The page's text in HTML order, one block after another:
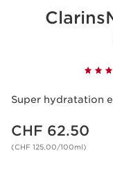
Super hydratation
Nouveau prix CHF 62.50
CHF 62.50
(CHF 125.00/100ml)